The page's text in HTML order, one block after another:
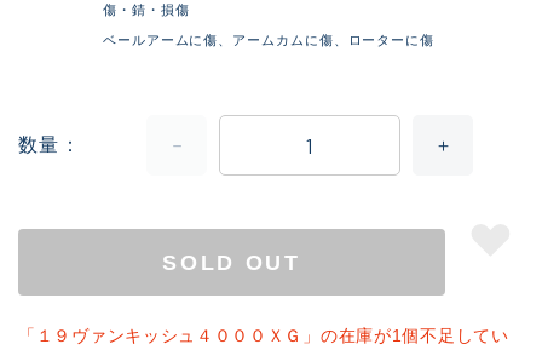
傷・錆・損傷
ベールアームに傷、アームカムに傷、ローターに傷
数量
SOLD OUT
「１９ヴァンキッシュ４０００ＸＧ」の在庫が1個不足してい